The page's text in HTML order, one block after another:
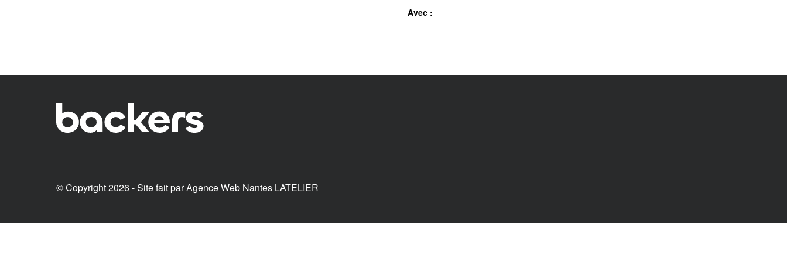
Avec :
© Copyright 2026 - Site fait parAgence Web Nantes LATELIER